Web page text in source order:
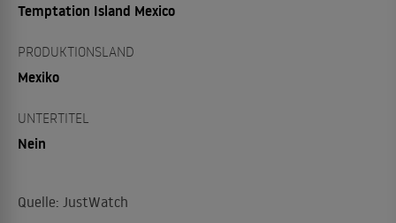
Temptation Island Mexico
PRODUKTIONSLAND
Mexiko
UNTERTITEL
Nein
Quelle: JustWatch